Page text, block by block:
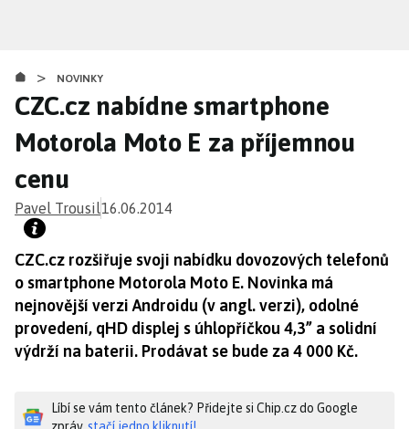
obsahu
> NOVINKY
CZC.cz nabídne smartphone
Motorola Moto E za příjemnou
cenu
Pavel Trousil16.06.2014
CZC.cz rozšiřuje svoji nabídku dovozových telefonů
o smartphone Motorola Moto E. Novinka má
nejnovější verzi Androidu (v angl. verzi), odolné
provedení, qHD displej s úhlopříčkou 4,3” a solidní
výdrží na baterii. Prodávat se bude za 4 000 Kč.
Líbí se vám tento článek? Přidejte si Chip.cz do Google